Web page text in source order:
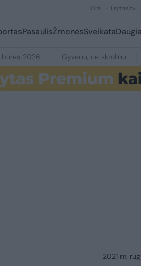
Orai Lrytas.tv
PasaulisŽmonėsSveikata
burės 2026 Gyvenu, ne skrolinu
2021 m.